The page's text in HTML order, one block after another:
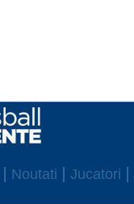
Noutati Jucatori